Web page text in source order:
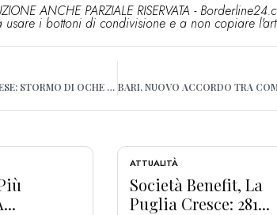
ANCHE PARZIALE RISERVATA -
usare i bottoni di condivisione e a non copiare
BARI, RARO AVVISTAMENTO A PALESE: STORMO DI OCHE “PASSEGGIA” IN RIVA AL MARE
ATTUALITÀ
Società Benefit, La
Puglia Cresce: 281...